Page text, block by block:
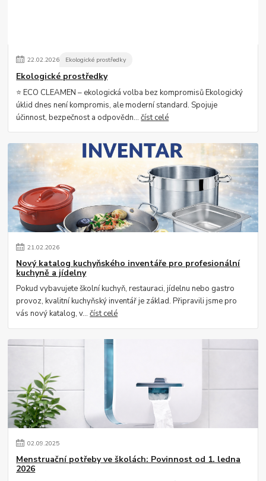
22.02.2026 Ekologické prostředky
Ekologické prostředky
⭐ ECO CLEAMEN – ekologická volba bez kompromisů Ekologický
úklid dnes není kompromis, ale moderní standard. Spojuje
účinnost, bezpečnost a odpovědn...číst celé
21.02.2026
Nový katalog kuchyňského inventáře pro profesionální
kuchyně a jídelny
Pokud vybavujete školní kuchyň, restauraci, jídelnu nebo gastro
provoz, kvalitní kuchyňský inventář je základ. Připravili jsme pro
vás nový katalog, v...číst celé
02.09.2025
Menstruační potřeby ve školách: Povinnost od 1. ledna
2026